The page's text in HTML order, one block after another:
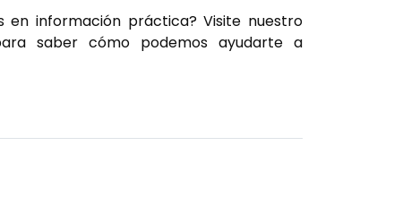
información práctica? Visite nuestro
saber cómo podemos ayudarte a